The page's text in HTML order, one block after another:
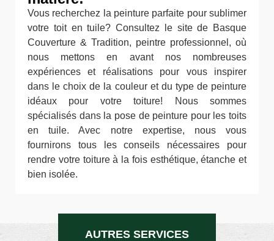
Vous recherchez la peinture parfaite pour sublimer
votre toit en tuile? Consultez le site de Basque
Couverture & Tradition, peintre professionnel, où
nous mettons en avant nos nombreuses
expériences et réalisations pour vous inspirer
dans le choix de la couleur et du type de peinture
idéaux pour votre toiture! Nous sommes
spécialisés dans la pose de peinture pour les toits
en tuile. Avec notre expertise, nous vous
fournirons tous les conseils nécessaires pour
rendre votre toiture à la fois esthétique, étanche et
bien isolée.
AUTRES SERVICES